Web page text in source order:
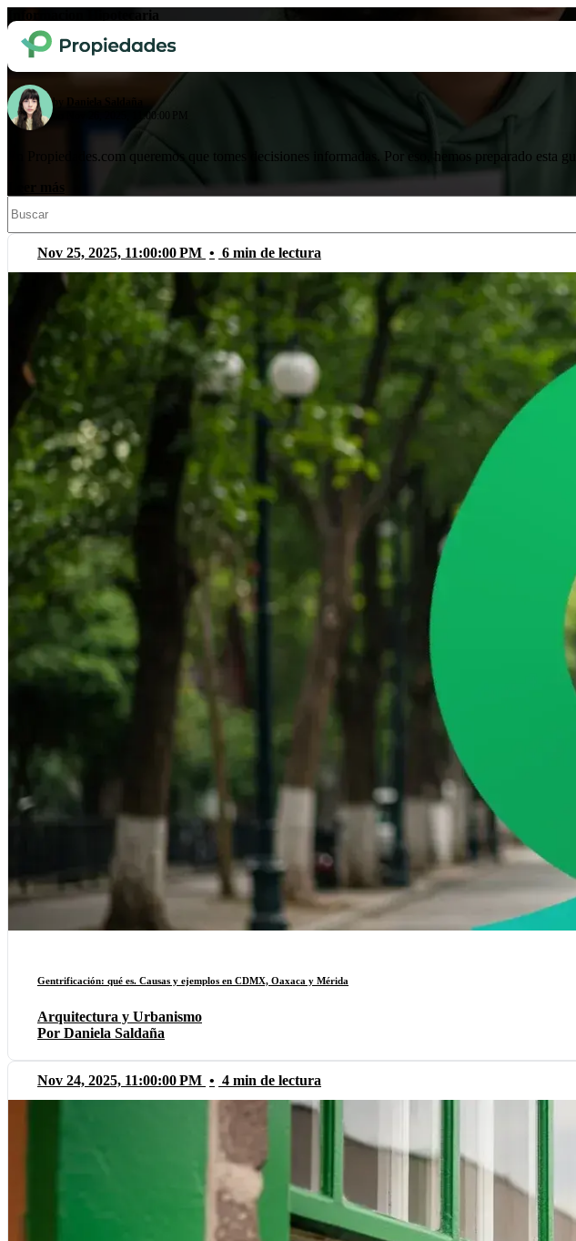
Informacion Hipotecaria
Guía: cómo checar mi crédito Infonavit con mi Número de
Daniela Saldaña
on Nov 26, 2025, 11:00:00 PM
En Propiedades.com queremos que tomes decisiones informadas. Por eso, hemos preparado
No hay sugerencias porque el campo de búsqueda está vacío.
Nov 25, 2025, 11:00:00 PM • 6 min de lectura
Gentrificación: qué es. Causas y ejemplos en CDMX, Oaxaca y Mérida
Arquitectura y Urbanismo
Por Daniela Saldaña
Nov 24, 2025, 11:00:00 PM • 4 min de lectura